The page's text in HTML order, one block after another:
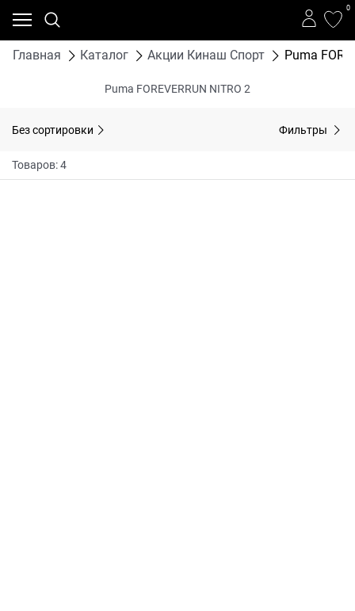
0
Главная Каталог Акции Кинаш Спорт Puma
Puma FOREVERRUN NITRO 2
Без сортировки Фильтры
Товаров: 4